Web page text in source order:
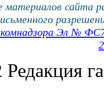
материалов сайта
Эл №